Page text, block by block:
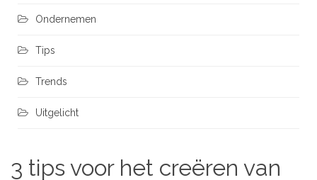
Ondernemen
Tips
Trends
Uitgelicht
3 tips voor het creëren van